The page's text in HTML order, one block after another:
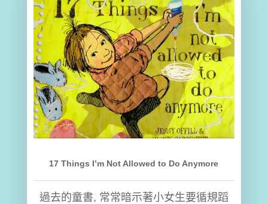
17 Things I’m Not Allowed to Do Anymore
過去的童書, 常常暗示著小女生要循規蹈